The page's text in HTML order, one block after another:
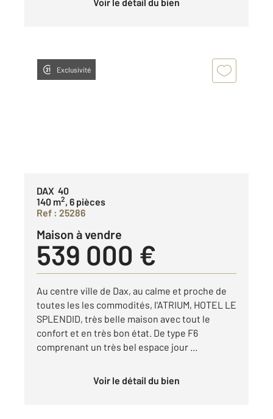
Voir le détail du bien
Exclusivité
DAX 40
140 m2, 6 pièces
Ref : 25286
Maison à vendre
539 000 €
Au centre ville de Dax, au calme et proche de
toutes les les commodités, l'ATRIUM, HOTEL LE
SPLENDID, très belle maison avec tout le
confort et en très bon état. De type F6
comprenant un très bel espace jour ...
Voir le détail du bien